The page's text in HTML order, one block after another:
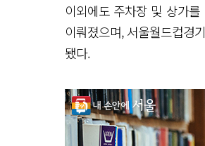
이외에도 주차장 및 상가
이뤄졌으며, 서울월드컵경
됐다.